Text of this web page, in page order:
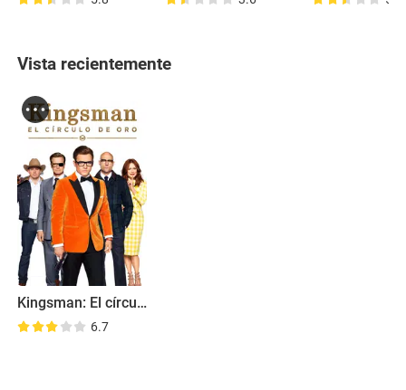
Vista recientemente
Kingsman: El círculo dorado
6.7